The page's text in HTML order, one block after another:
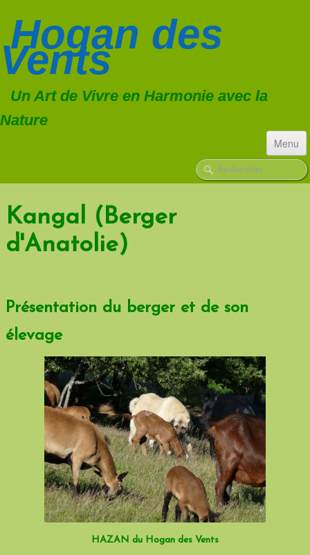
Hogan des
Vents
Un Art de Vivre en Harmonie avec la
Nature
Menu
CHIENS
TROUPEAU▼
CONSULTATIONS
EN VENTE
Kangal (Berger
d'Anatolie)
Présentation du berger et de son
élevage
HAZAN du Hogan des Vents